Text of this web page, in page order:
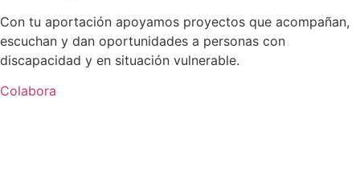
Con tu aportación apoyamos proyectos que acompañan,
escuchan y dan oportunidades a personas con
discapacidad y en situación vulnerable.
Colabora